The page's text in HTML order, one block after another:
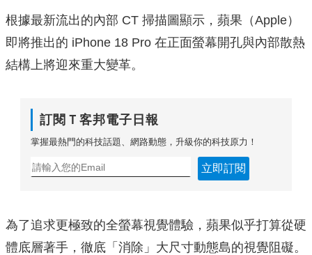
根據最新流出的內部 CT 掃描圖顯示，蘋果（Apple）
即將推出的 iPhone 18 Pro 在正面螢幕開孔與內部散熱
結構上將迎來重大變革。
訂閱Ｔ客邦電子日報
掌握最熱門的科技話題、網路動態，升級你的科技原力！
立即訂閱
為了追求更極致的全螢幕視覺體驗，蘋果似乎打算從硬
體底層著手，徹底「消除」大尺寸動態島的視覺阻礙。